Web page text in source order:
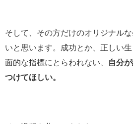
そして、その方だけのオリジナル
いと思います。成功とか、正しい
面的な指標にとらわれない、
自分
つけてほしい。